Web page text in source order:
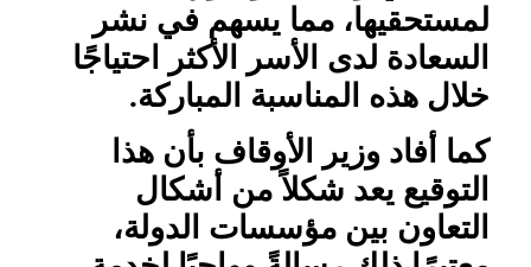
لمستحقيها، مما يسهم في نشر
السعادة لدى الأسر الأكثر احتياجًا
خلال هذه المناسبة المباركة.
كما أفاد وزير الأوقاف بأن هذا
التوقيع يعد شكلاً من أشكال
التعاون بين مؤسسات الدولة،